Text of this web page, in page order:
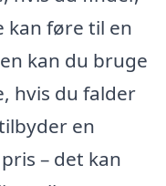
kan føre til en
kan du bruge
hvis du falder
en
– det kan